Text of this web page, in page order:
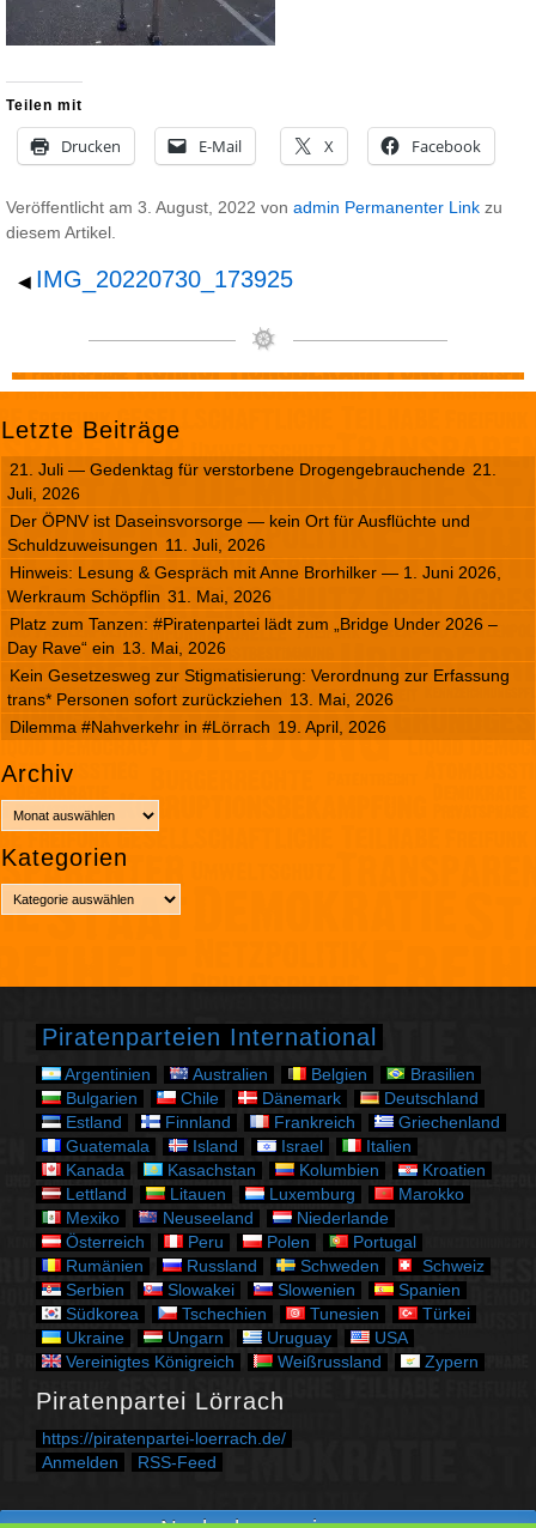
Teilen mit
Drucken E-Mail X Facebook
Veröffentlicht am 3. August, 2022 von admin Permanenter Link zu
diesem Artikel.
◀ IMG_20220730_173925
Letzte Beiträge
21. Juli — Gedenktag für verstorbene Drogengebrauchende 21.
Juli, 2026
Der ÖPNV ist Daseinsvorsorge — kein Ort für Ausflüchte und
Schuldzuweisungen 11. Juli, 2026
Hinweis: Lesung & Gespräch mit Anne Brorhilker — 1. Juni 2026,
Werkraum Schöpflin 31. Mai, 2026
Platz zum Tanzen: #Piratenpartei lädt zum „Bridge Under 2026 –
Day Rave“ ein 13. Mai, 2026
Kein Gesetzesweg zur Stigmatisierung: Verordnung zur Erfassung
trans* Personen sofort zurückziehen 13. Mai, 2026
Dilemma #Nahverkehr in #Lörrach 19. April, 2026
Archiv
r
c
Kategorien
a
g
Piratenparteien International
Argentinien Australien Belgien
Brasilien
Bulgarien
Chile Dänemark
Deutschland
Estland
Finnland Frankreich
Griechenland
Guatemala
Island Israel
Italien
Kanada
Kasachstan Kolumbien
Kroatien
Lettland
Litauen Luxemburg
Marokko
Mexiko
Neuseeland
Niederlande
Österreich
Peru Polen
Portugal
Rumänien
Russland Schweden
Schweiz
Serbien
Slowakei Slowenien
Spanien
Südkorea
Tschechien Tunesien
Türkei
Ukraine
Ungarn Uruguay
USA
Vereinigtes Königreich
Weißrussland Zypern
Piratenpartei Lörrach
https://piratenpartei-loerrach.de/
Anmelden RSS-Feed